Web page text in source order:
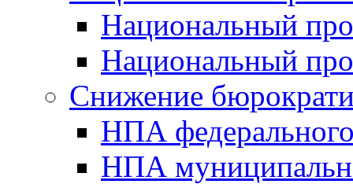
Национальный
Национальный
Снижение
НПА
НПА